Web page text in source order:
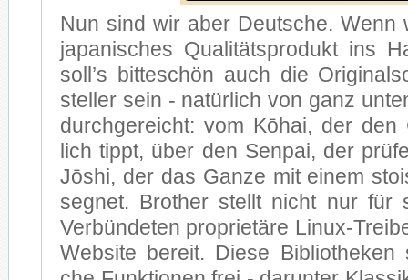
Nun sind wir aber Deut­sche. Wenn
ja­pa­ni­sches Qua­li­täts­pro­dukt ins
soll’s bit­te­schön auch die
stel­ler sein - na­tür­lich von ganz
durch­ge­reicht: vom Kōhai, der
lich tippt, über den Sen­pai, der
Jō­shi, der das Gan­ze mit ei­nem
seg­net. Brot­her stellt nicht nur für
Ver­bün­de­ten pro­prie­tä­re Li­nux-
Web­site be­reit. Die­se